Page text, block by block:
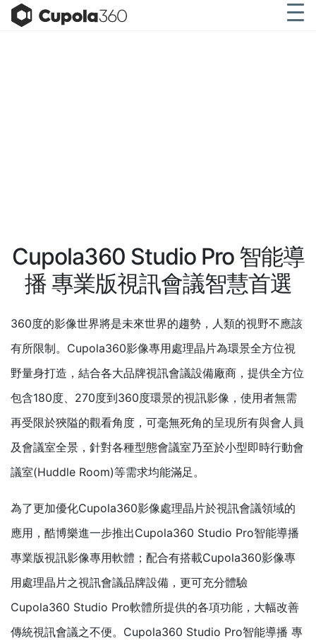
Cupola360 Studio Pro 智能導
播 專業版視訊會議智慧首選
360度的影像世界將是未來世界的趨勢，人類的視野不應該
有所限制。Cupola360影像專用處理晶片為環景全方位視
野量身打造，結合各大品牌視訊會議設備廠商，提供全方位
包含180度、270度到360度環景的視訊影像，使用者無需
再受限於狹隘的觀看角度，可毫無死角的呈現所有與會人員
及會議室全景，針對各種型態會議室乃至於小型即時行動會
議室(Huddle Room)等需求均能滿足。
為了更加優化Cupola360影像處理晶片於視訊會議領域的
應用，酷博樂進一步推出Cupola360 Studio Pro智能導播
專業版視訊影像專用軟體；配合有搭載Cupola360影像專
用處理晶片之視訊會議品牌設備，更可充分體驗
Cupola360 Studio Pro軟體所提供的各項功能，大幅改善
傳統視訊會議之不便。Cupola360 Studio Pro智能導播 專